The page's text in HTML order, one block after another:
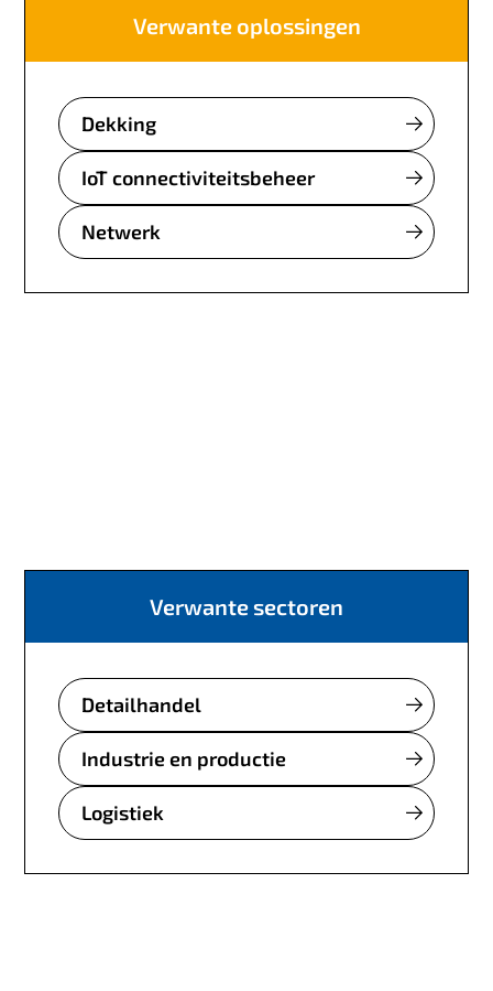
Verwante oplossingen
Dekking
IoT connectiviteitsbeheer
Netwerk
Verwante sectoren
Detailhandel
Industrie en productie
Logistiek